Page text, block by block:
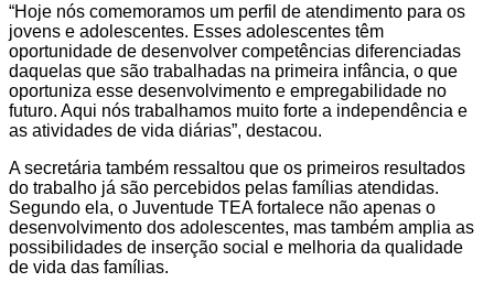
“Hoje nós comemoramos um perfil de atendimento para os
jovens e adolescentes. Esses adolescentes têm
oportunidade de desenvolver competências diferenciadas
daquelas que são trabalhadas na primeira infância, o que
oportuniza esse desenvolvimento e empregabilidade no
futuro. Aqui nós trabalhamos muito forte a independência e
as atividades de vida diárias”, destacou.
A secretária também ressaltou que os primeiros resultados
do trabalho já são percebidos pelas famílias atendidas.
Segundo ela, o Juventude TEA fortalece não apenas o
desenvolvimento dos adolescentes, mas também amplia as
possibilidades de inserção social e melhoria da qualidade
de vida das famílias.